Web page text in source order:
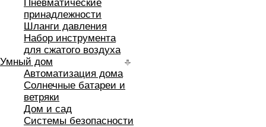
Пневматические
принадлежности
Шланги давления
Набор инструмента
для сжатого воздуха
Умный дом
Автоматизация дома
Солнечные батареи и
ветряки
Дом и сад
Системы безопасности